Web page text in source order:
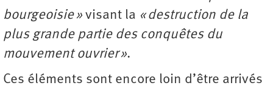
bourgeoisie » visant la « destruction de la
plus grande partie des conquêtes du
mouvement ouvrier ».
Ces éléments sont encore loin d’être arrivés